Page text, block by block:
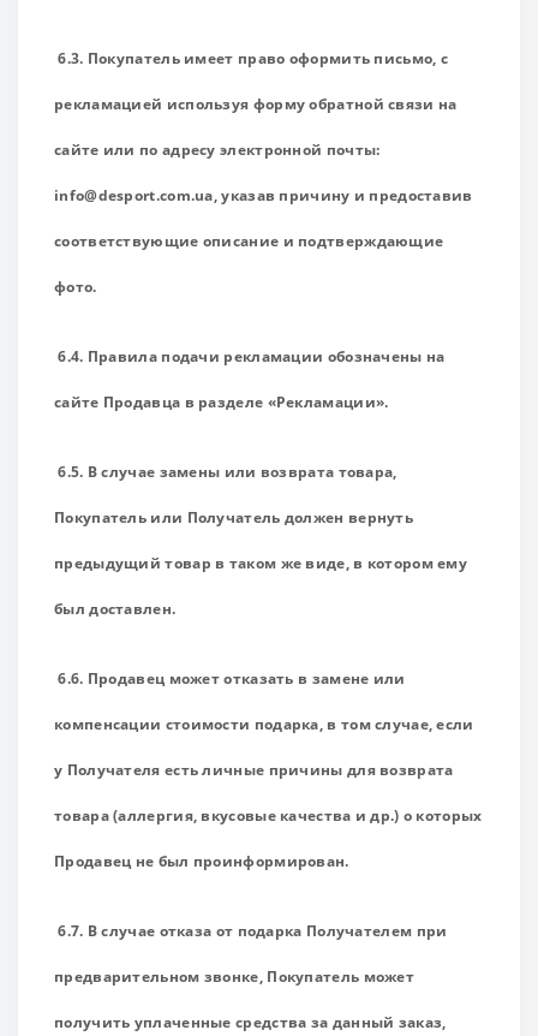
6.3. Покупатель имеет право оформить письмо, с
рекламацией используя форму обратной связи на
сайте или по адресу электронной почты:
info@desport.com.ua, указав причину и предоставив
соответствующие описание и подтверждающие
фото.
6.4. Правила подачи рекламации обозначены на
сайте Продавца в разделе «Рекламации».
6.5. В случае замены или возврата товара,
Покупатель или Получатель должен вернуть
предыдущий товар в таком же виде, в котором ему
был доставлен.
6.6. Продавец может отказать в замене или
компенсации стоимости подарка, в том случае, если
у Получателя есть личные причины для возврата
товара (аллергия, вкусовые качества и др.) о которых
Продавец не был проинформирован.
6.7. В случае отказа от подарка Получателем при
предварительном звонке, Покупатель может
получить уплаченные средства за данный заказ,